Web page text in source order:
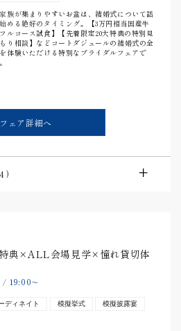
族が集まりやすいお盆は、結婚式について話
める絶好のタイミング。【3万円相当国産牛
ルコース試食】【先着限定20大特典の特別見
り相談】などコートダジュールの結婚式の全
体験いただける特別なブライダルフェアで
フェア詳細へ
4)
特典×ALL会場見学×憧れ貸切体
/ 19:00〜
ディネイト 模擬挙式
模擬披露宴